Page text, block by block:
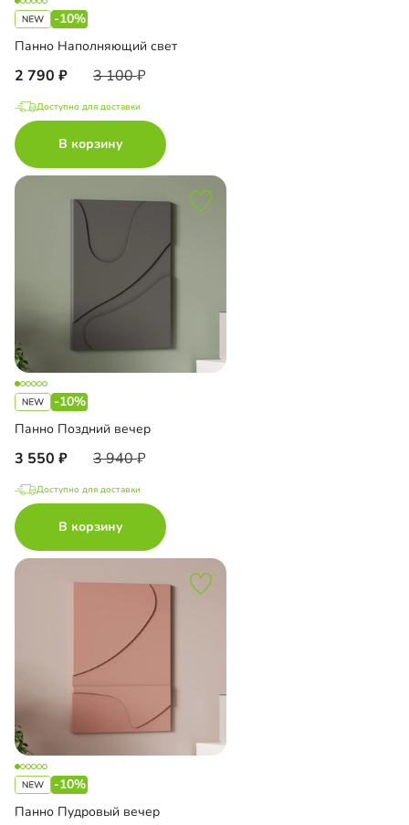
-10%
Панно Наполняющий свет
2 790 3 100
Доступно для доставки
В корзину
-10%
Панно Поздний вечер
3 550 3 940
Доступно для доставки
В корзину
-10%
Панно Пудровый вечер